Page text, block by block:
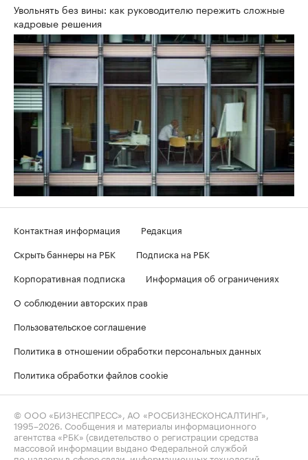
Увольнять без вины: как руководителю пережить сложные
кадровые решения
Контактная информация
Редакция
Скрыть баннеры на РБК
Подписка на РБК
Корпоративная подписка
Информация об ограничениях
О соблюдении авторских прав
Пользовательское соглашение
Политика в отношении обработки персональных данных
Политика обработки файлов cookie
© ООО «БИЗНЕСПРЕСС», АО «РОСБИЗНЕСКОНСАЛТИНГ»,
1995–2026 . Сообщения и материалы информационного
агентства «РБК» (свидетельство о регистрации средства
массовой информации выдано Федеральной службой